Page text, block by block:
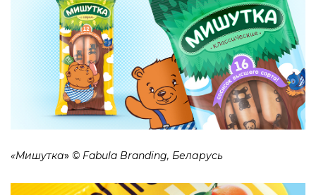
«Мишутка» © Fabula Branding, Беларусь